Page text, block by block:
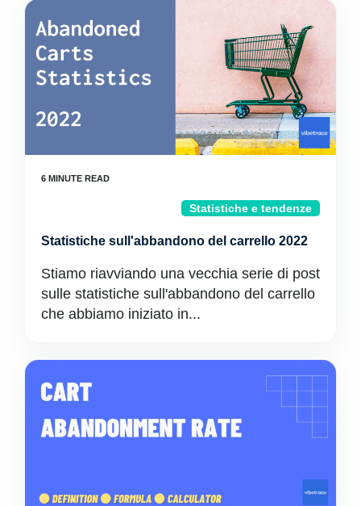
Statistiche e tendenze
Statistiche sull'abbandono del carrello 2022
Stiamo riavviando una vecchia serie di post
sulle statistiche sull'abbandono del carrello
che abbiamo iniziato in...